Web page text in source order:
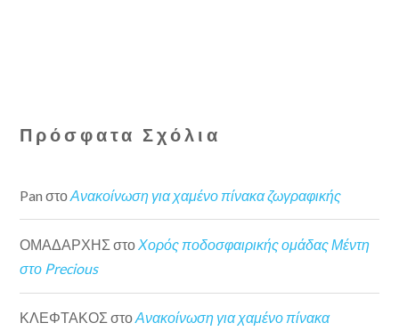
Πρόσφατα Σχόλια
Pan στοΑνακοίνωση για χαμένο πίνακα ζωγραφικής
ΟΜΑΔΑΡΧΗΣ στοΧορός ποδοσφαιρικής ομάδας Μέντη
στο Precious
ΚΛΕΦΤΑΚΟΣ στοΑνακοίνωση για χαμένο πίνακα